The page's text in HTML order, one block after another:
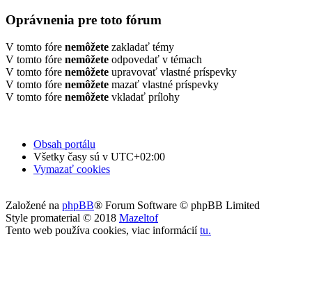
Oprávnenia pre toto fórum
V tomto fóre nemôžete zakladať témy
V tomto fóre nemôžete odpovedať v témach
V tomto fóre nemôžete upravovať vlastné príspevky
V tomto fóre nemôžete mazať vlastné príspevky
V tomto fóre nemôžete vkladať prílohy
Obsah portálu
Všetky časy sú v UTC+02:00
Vymazať cookies
Založené na phpBB® Forum Software © phpBB Limited
Style promaterial © 2018 Mazeltof
Tento web používa cookies, viac informáciítu.